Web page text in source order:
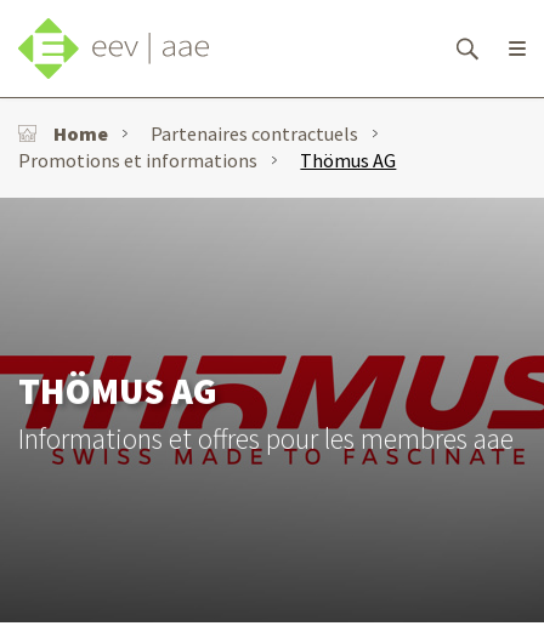
Home
Partenaires contractuels
Promotions et informations
Thömus AG
THÖMUS AG
Informations et offres pour les membres aae